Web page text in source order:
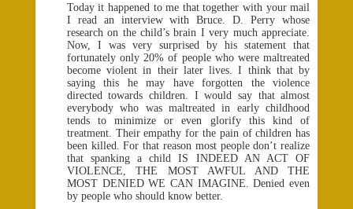
Today it happened to me that together with your mail
I read an interview with Bruce. D. Perry whose
research on the child’s brain I very much appreciate.
Now, I was very surprised by his statement that
fortunately only 20% of people who were maltreated
become violent in their later lives. I think that by
saying this he may have forgotten the violence
directed towards children. I would say that almost
everybody who was maltreated in early childhood
tends to minimize or even glorify this kind of
treatment. Their empathy for the pain of children has
been killed. For that reason most people don’t realize
that spanking a child IS INDEED AN ACT OF
VIOLENCE, THE MOST AWFUL AND THE
MOST DENIED WE CAN IMAGINE. Denied even
by people who should know better.